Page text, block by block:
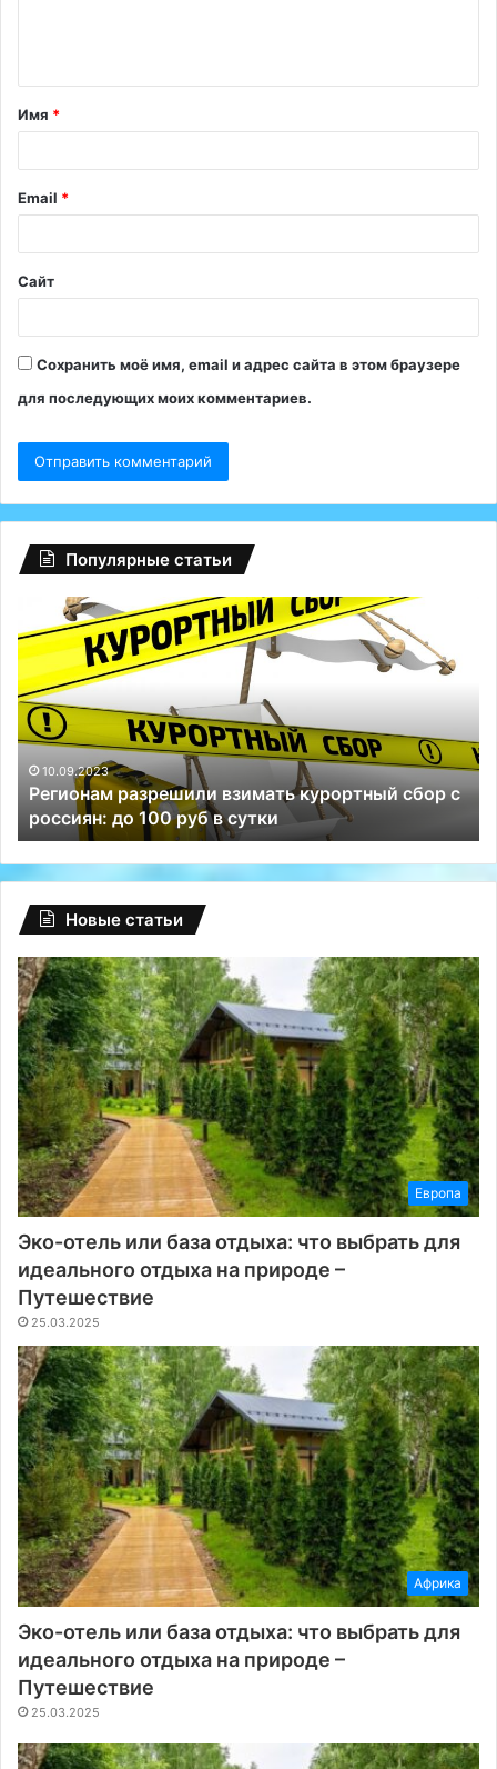
т
а
й
*
Имя *
Email *
Сайт
Сохранить моё имя, email и адрес сайта в этом браузере
для последующих моих комментариев.
Популярные статьи
Регионам
разрешили
взимать
курортный
сбор
россиян:
до
100
руб
в
сутки
10.09.2023
Регионам разрешили взимать курортный сбор с
россиян: до 100 руб в сутки
и
Новые статьи
Европа
Эко-отель или база отдыха: что выбрать для
идеального отдыха на природе –
Путешествие
25.03.2025
Африка
Эко-отель или база отдыха: что выбрать для
идеального отдыха на природе –
Путешествие
25.03.2025